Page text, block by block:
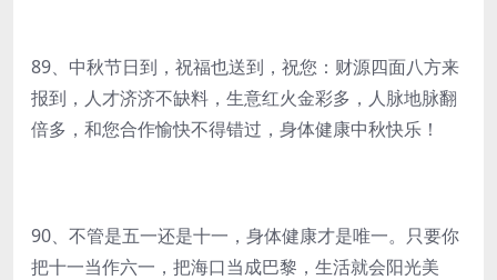
89、中秋节日到，祝福也送到，祝您：财源四面八方来
报到，人才济济不缺料，生意红火金彩多，人脉地脉翻
倍多，和您合作愉快不得错过，身体健康中秋快乐！
90、不管是五一还是十一，身体健康才是唯一。只要你
把十一当作六一，把海口当成巴黎，生活就会阳光美